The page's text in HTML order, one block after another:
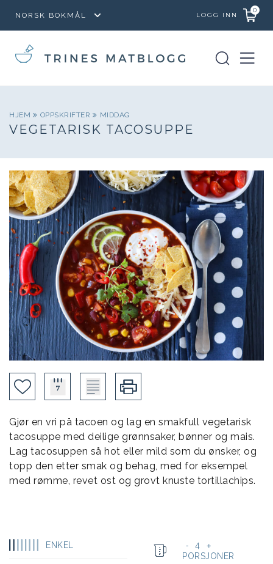
LOGG INN
0
HJEM OPPSKRIFTER MIDDAG
VEGETARISK TACOSUPPE
Gjør en vri på tacoen og lag en smakfull vegetarisk
tacosuppe med deilige grønnsaker, bønner og mais.
Lag tacosuppen så hot eller mild som du ønsker, og
topp den etter smak og behag, med for eksempel
med rømme, revet ost og grovt knuste tortillachips.
ENKEL - 4 +
PORSJONER